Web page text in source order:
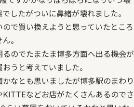
したがついに鼻緒が壊れました。
で買い換えようと思っていたところ
。
るのでたまたま博多方面へ出る機会が
うと考えていました。
なとも思いましたが博多駅のまわり
などお店がたくさんあるのでさ